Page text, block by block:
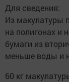
Для сведения:
Из макулатуры
на полигонах и
бумаги из
меньше воды и
60 кг